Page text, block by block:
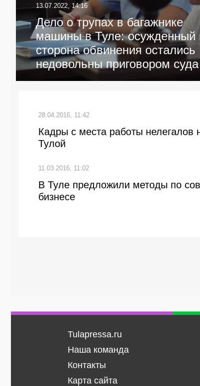
13.07.2022, 14:16
Дело о трупах в багажнике
машины в Туле: осужденный
сторона обвинения остались
недовольны приговором суда
28.04.2016, 11:42
Кадры с места работы нелегалов
Тулой
11.03.2016, 11:02
В Туле предложили методы по
бизнесе
Tulapressa.ru
Наша команда
Контакты
Карта сайта